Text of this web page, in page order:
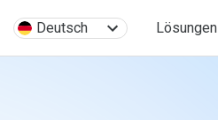
Deutsch Lösungen